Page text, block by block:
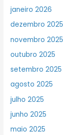
janeiro 2026
dezembro 2025
novembro 2025
outubro 2025
setembro 2025
agosto 2025
julho 2025
junho 2025
maio 2025